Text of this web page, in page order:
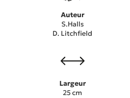
Auteur
S.Halls
D. Litchfield
Largeur
25 cm